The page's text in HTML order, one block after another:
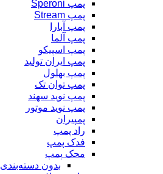
پمپ Speroni
پمپ Stream
پمپ آبارا
پمپ آلما
پمپ اسپیکو
پمپ ایران تولید
پمپ بهلول
پمپ توان تک
پمپ نوید سهند
پمپ نوید موتور
پمپیران
راد پمپ
فدک پمپ
محک پمپ
بدون دسته‌بندی